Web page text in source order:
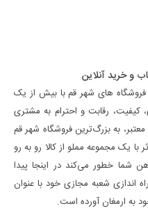
و خرید آنلاین
فروشگاه های شهر قم با بیش از یک
کیفیت، رقابت و احترام به مشتری
به بزرگ‌ترین فروشگاه شهر قم
یک مجموعه مملو از کالا رو به رو
شما خطور می‌کند در اینجا پیدا
اندازی شعبه مجازی خود با عنوان
به ارمغان آورده است.